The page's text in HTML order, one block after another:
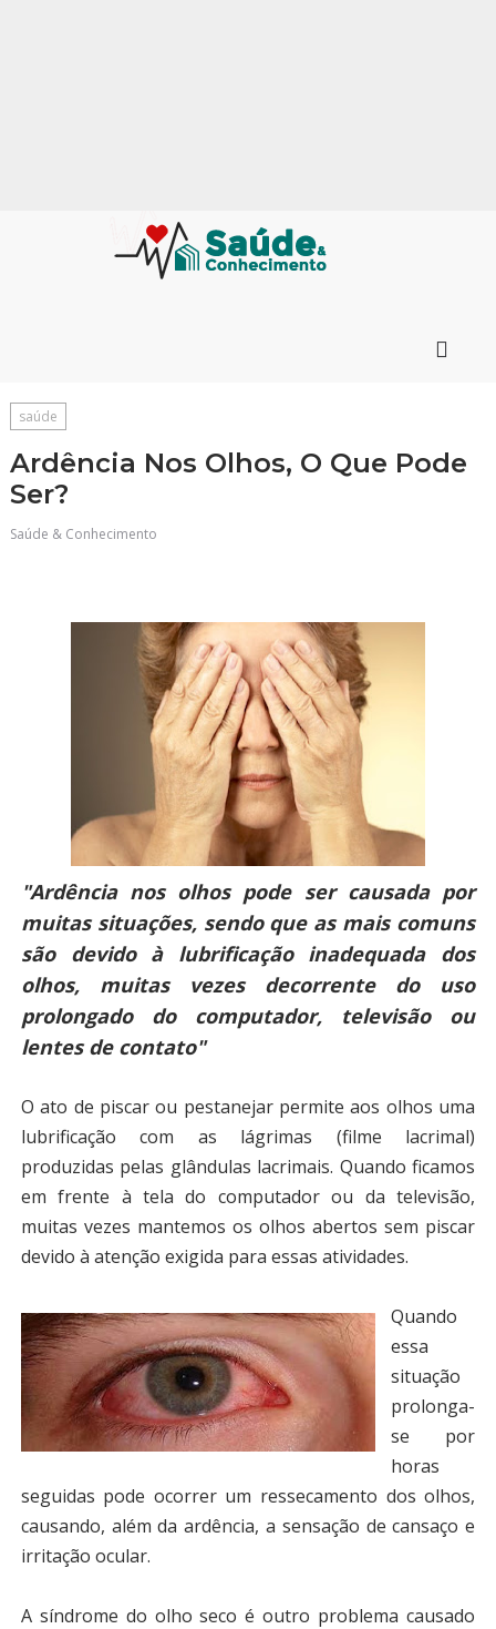
saúde
Ardência Nos Olhos, O Que Pode
Ser?
Saúde & Conhecimento
"Ardência nos olhos pode ser causada por
muitas situações, sendo que as mais comuns
são devido à lubrificação inadequada dos
olhos, muitas vezes decorrente do uso
prolongado do computador, televisão ou
lentes de contato"
O ato de piscar ou pestanejar permite aos olhos uma
lubrificação com as lágrimas (filme lacrimal)
produzidas pelas glândulas lacrimais. Quando ficamos
em frente à tela do computador ou da televisão,
muitas vezes mantemos os olhos abertos sem piscar
devido à atenção exigida para essas atividades.
Quando
essa
situação
prolonga-
se por
horas
seguidas pode ocorrer um ressecamento dos olhos,
causando, além da ardência, a sensação de cansaço e
irritação ocular.
A síndrome do olho seco é outro problema causado